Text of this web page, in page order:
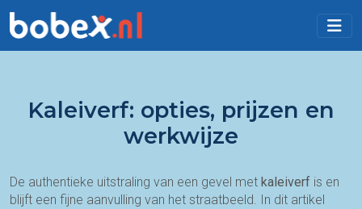
Kaleiverf: opties, prijzen en
werkwijze
De authentieke uitstraling van een gevel met kaleiverf is en
blijft een fijne aanvulling van het straatbeeld. In dit artikel